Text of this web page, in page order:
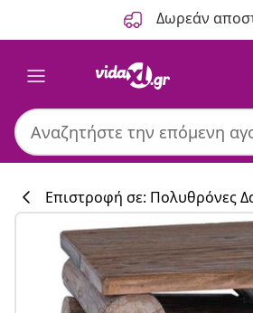
Δωρεάν
Επιστροφή σε: Πολυθρόνες